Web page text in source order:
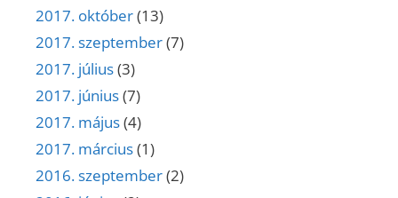
2017. október(13)
2017. szeptember(7)
2017. július(3)
2017. június(7)
2017. május(4)
2017. március(1)
2016. szeptember(2)